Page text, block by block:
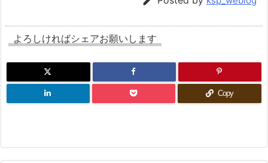
よろしければシェアお願いします
Copy